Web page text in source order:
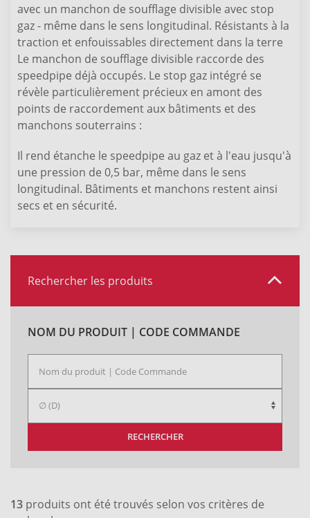
avec un manchon de soufflage divisible avec stop
gaz - même dans le sens longitudinal. Résistants à la
traction et enfouissables directement dans la terre
Le manchon de soufflage divisible raccorde des
speedpipe déjà occupés. Le stop gaz intégré se
révèle particulièrement précieux en amont des
points de raccordement aux bâtiments et des
manchons souterrains :
Il rend étanche le speedpipe au gaz et à l'eau jusqu'à
une pression de 0,5 bar, même dans le sens
longitudinal. Bâtiments et manchons restent ainsi
secs et en sécurité.
Rechercher les produits
NOM DU PRODUIT | CODE COMMANDE
RECHERCHER
13 produits ont été trouvés selon vos critères de